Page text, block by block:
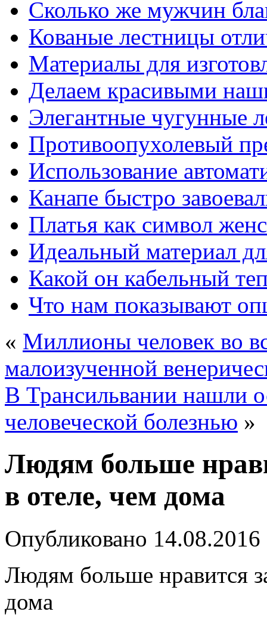
Сколько же мужчин
Кованые лестницы
Материалы для
Делаем красивыми
Элегантные чугунные
Противоопухолевый
Использование
Канапе быстро
Платья как символ
Идеальный материал
Какой он кабельный
Что нам показывают
« Миллионы человек во
малоизученной
В Трансильвании нашли
человеческой болезнью »
Людям больше
в отеле, чем дома
Опубликовано 14.08.2016
Людям больше нравится
дома